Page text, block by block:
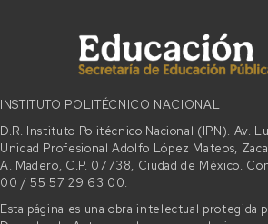
INSTITUTO POLITÉCNICO NACIONAL
D.R. Instituto Politécnico Nacional (IPN). Av.
Unidad Profesional Adolfo López Mateos,
A. Madero, C.P. 07738, Ciudad de México.
00 / 55 57 29 63 00.
Esta página es una obra intelectual protegida